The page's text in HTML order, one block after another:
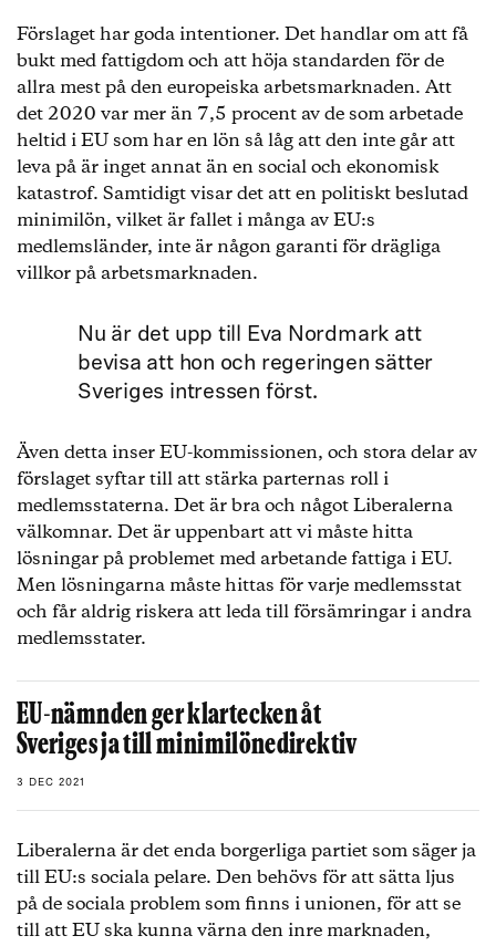
Förslaget har goda intentioner. Det handlar om att få
bukt med fattigdom och att höja standarden för de
allra mest på den europeiska arbetsmarknaden. Att
det 2020 var mer än 7,5 procent av de som arbetade
heltid i EU som har en lön så låg att den inte går att
leva på är inget annat än en social och ekonomisk
katastrof. Samtidigt visar det att en politiskt beslutad
minimilön, vilket är fallet i många av EU:s
medlemsländer, inte är någon garanti för drägliga
villkor på arbetsmarknaden.
Nu är det upp till Eva Nordmark att
bevisa att hon och regeringen sätter
Sveriges intressen först.
Även detta inser EU-kommissionen, och stora delar av
förslaget syftar till att stärka parternas roll i
medlemsstaterna. Det är bra och något Liberalerna
välkomnar. Det är uppenbart att vi måste hitta
lösningar på problemet med arbetande fattiga i EU.
Men lösningarna måste hittas för varje medlemsstat
och får aldrig riskera att leda till försämringar i andra
medlemsstater.
EU-nämnden ger klartecken åt
Sveriges ja till minimilönedirektiv
3 DEC 2021
Liberalerna är det enda borgerliga partiet som säger ja
till EU:s sociala pelare. Den behövs för att sätta ljus
på de sociala problem som finns i unionen, för att se
till att EU ska kunna värna den inre marknaden,